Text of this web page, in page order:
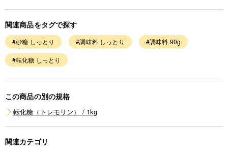
関連商品をタグで探す
#砂糖 しっとり #調味料 しっとり #調味料 90g
#転化糖 しっとり
この商品の別の規格
転化糖（トレモリン） / 1kg
関連カテゴリ